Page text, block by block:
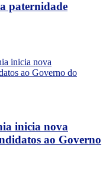
paternidade
inicia nova
ao Governo